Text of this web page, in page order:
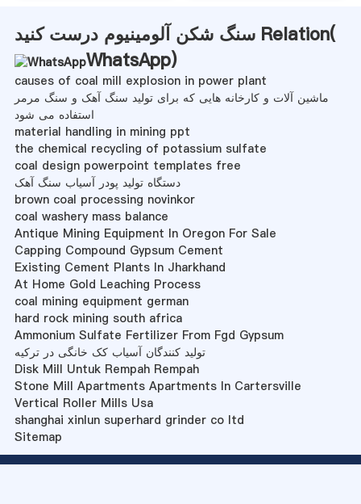
سنگ شکن آلومینیوم درست کنید Relation(
WhatsApp)
causes of coal mill explosion in power plant
ماشین آلات و کارخانه هایی که برای تولید سنگ آهک و سنگ مرمر
استفاده می شود
material handling in mining ppt
the chemical recycling of potassium sulfate
coal design powerpoint templates free
دستگاه تولید پودر آسیاب سنگ آهک
brown coal processing novinkor
coal washery mass balance
Antique Mining Equipment In Oregon For Sale
Capping Compound Gypsum Cement
Existing Cement Plants In Jharkhand
At Home Gold Leaching Process
coal mining equipment german
hard rock mining south africa
Ammonium Sulfate Fertilizer From Fgd Gypsum
تولید کنندگان آسیاب کک خانگی در ترکیه
Disk Mill Untuk Rempah Rempah
Stone Mill Apartments Apartments In Cartersville
Vertical Roller Mills Usa
shanghai xinlun superhard grinder co ltd
Sitemap